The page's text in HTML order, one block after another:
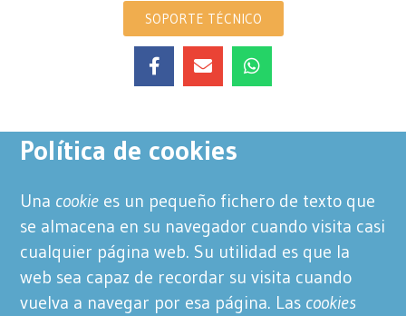
SOPORTE TÉCNICO
Política de cookies
Una cookie es un pequeño fichero de texto que
se almacena en su navegador cuando visita casi
cualquier página web. Su utilidad es que la
web sea capaz de recordar su visita cuando
vuelva a navegar por esa página. Las cookies